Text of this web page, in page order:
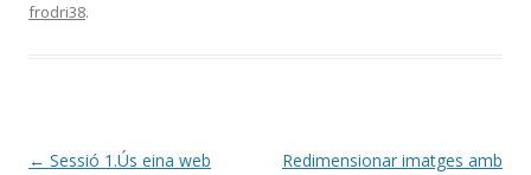
frodri38.
Post
← Sessió 1.Ús eina web
Redimensionar imatges amb